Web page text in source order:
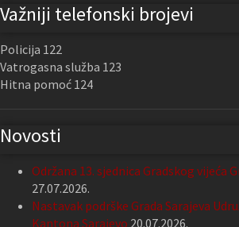
Važniji telefonski brojevi
Policija 122
Vatrogasna služba 123
Hitna pomoć 124
Novosti
Održana 13. sjednica Gradskog vijeća
27.07.2026.
Nastavak podrške Grada Sarajeva
Kantona Sarajevo 20.07.2026.